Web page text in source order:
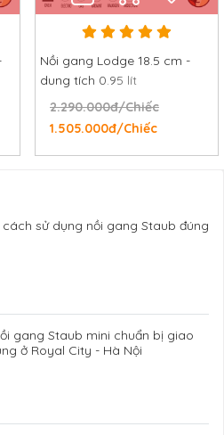
Nồi gang Lodge 18.5 cm -
dung tích 0.95 lít
2.290.000đ/Chiếc
1.505.000đ/Chiếc
sử dụng nồi gang Staub đúng
gang Staub mini chuẩn bị giao
ở Royal City - Hà Nội